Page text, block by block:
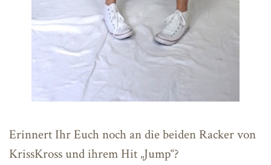
Erinnert Ihr Euch noch an die beiden Racker von
KrissKross und ihrem Hit „Jump“?